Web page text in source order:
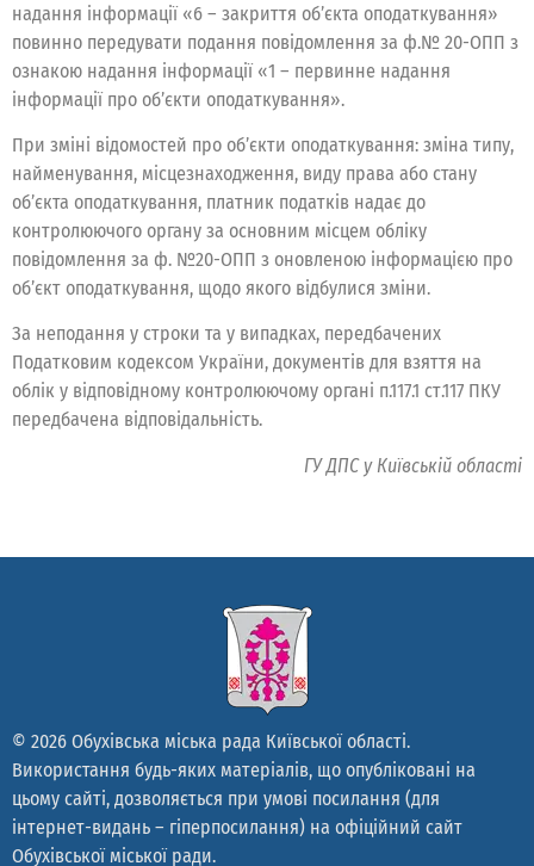
надання інформації «6 – закриття об’єкта оподаткування»
повинно передувати подання повідомлення за ф.№ 20-ОПП з
ознакою надання інформації «1 – первинне надання
інформації про об’єкти оподаткування».
При зміні відомостей про об’єкти оподаткування: зміна типу,
найменування, місцезнаходження, виду права або стану
об’єкта оподаткування, платник податків надає до
контролюючого органу за основним місцем обліку
повідомлення за ф. №20-ОПП з оновленою інформацією про
об’єкт оподаткування, щодо якого відбулися зміни.
За неподання у строки та у випадках, передбачених
Податковим кодексом України, документів для взяття на
облік у відповідному контролюючому органі п.117.1 ст.117 ПКУ
передбачена відповідальність.
ГУ ДПС у Київській області
© 2026 Обухівська міська рада Київської області.
Використання будь-яких матеріалів, що опубліковані на
цьому сайті, дозволяється при умові посилання (для
інтернет-видань – гіперпосилання) на офіційний сайт
Обухівської міської ради.